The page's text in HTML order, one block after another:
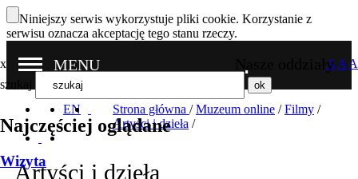
Niniejszy serwis wykorzystuje pliki cookie. Korzystanie z
serwisu oznacza akceptację tego stanu rzeczy.
Nasze oddziały
MENU
x
szukaj
Najczęściej oglądane
Wizyta
A A A
EN Strona główna / Muzeum online /Filmy /
Artyści i dzieła /
Artyści i dzieła